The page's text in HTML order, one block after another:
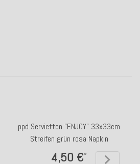
ppd Servietten "ENJOY" 33x33cm
Streifen grün rosa Napkin
4,50 €*